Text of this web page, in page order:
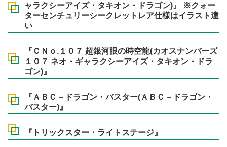
ャラクシーアイズ・タキオン・ドラゴン)』 ※クォー
ターセンチュリーシークレットレア仕様はイラスト違
い
『ＣＮｏ.１０７ 超銀河眼の時空龍(カオスナンバーズ
１０７ ネオ・ギャラクシーアイズ・タキオン・ドラ
ゴン)』
『ＡＢＣ－ドラゴン・バスター(ＡＢＣ－ドラゴン・
バスター)』
『トリックスター・ライトステージ』